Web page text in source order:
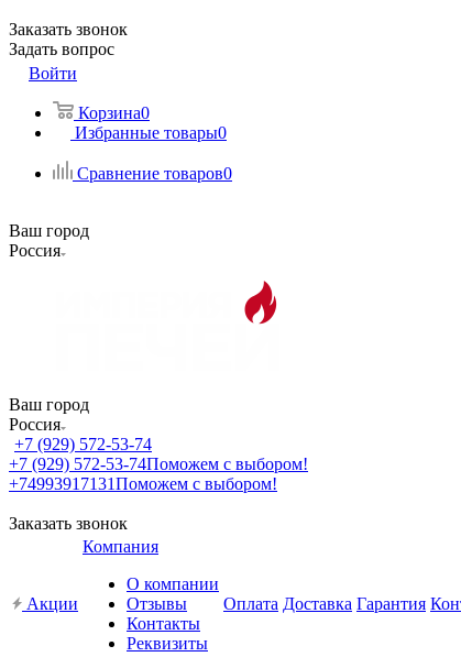
Заказать звонок
Задать вопрос
Войти
Корзина0
Избранные товары0
Сравнение товаров0
Ваш город
Россия
Ваш город
Россия
+7 (929) 572-53-74
+7 (929) 572-53-74Поможем с выбором!
+74993917131Поможем с выбором!
Заказать звонок
Акции
Компания
О компании
Отзывы
Контакты
Реквизиты
Оплата Доставка Гарантия